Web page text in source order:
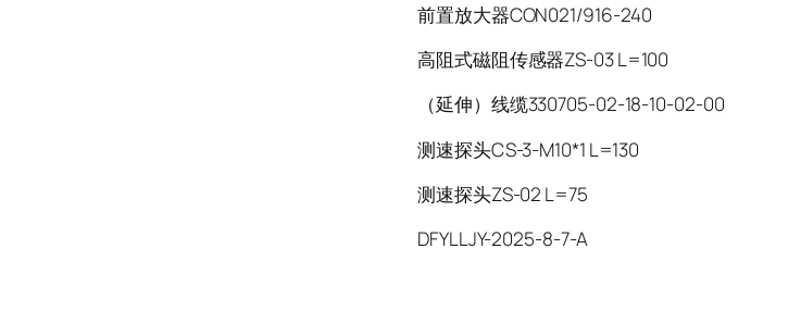
前置放大器CON021/916-240
高阻式磁阻传感器ZS-03 L=100
（延伸）线缆330705-02-18-10-02-00
测速探头CS-3-M10*1 L=130
测速探头ZS-02 L=75
DFYLLJY-2025-8-7-A